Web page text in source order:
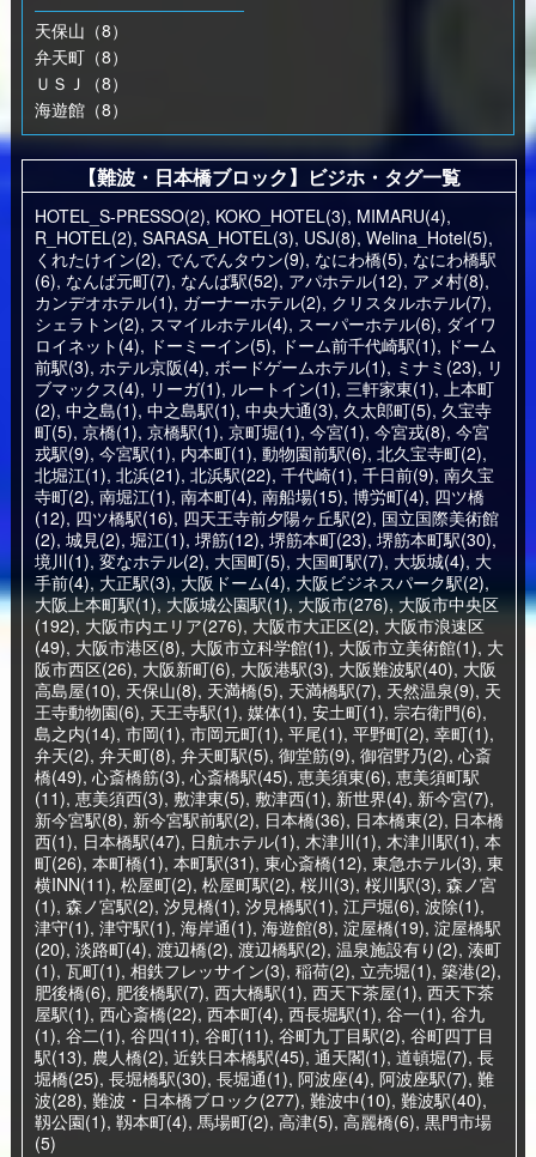
天保山（8）
弁天町（8）
ＵＳＪ（8）
海遊館（8）
【難波・日本橋ブロック】ビジホ・タグ一覧
HOTEL_S-PRESSO(2), KOKO_HOTEL(3), MIMARU(4),
R_HOTEL(2), SARASA_HOTEL(3), USJ(8), Welina_Hotel(5),
くれたけイン(2), でんでんタウン(9), なにわ橋(5), なにわ橋駅
(6), なんば元町(7), なんば駅(52), アパホテル(12), アメ村(8),
カンデオホテル(1), ガーナーホテル(2), クリスタルホテル(7),
シェラトン(2), スマイルホテル(4), スーパーホテル(6), ダイワ
ロイネット(4), ドーミーイン(5), ドーム前千代崎駅(1), ドーム
前駅(3), ホテル京阪(4), ボードゲームホテル(1), ミナミ(23), リ
ブマックス(4), リーガ(1), ルートイン(1), 三軒家東(1), 上本町
(2), 中之島(1), 中之島駅(1), 中央大通(3), 久太郎町(5), 久宝寺
町(5), 京橋(1), 京橋駅(1), 京町堀(1), 今宮(1), 今宮戎(8), 今宮
戎駅(9), 今宮駅(1), 内本町(1), 動物園前駅(6), 北久宝寺町(2),
北堀江(1), 北浜(21), 北浜駅(22), 千代崎(1), 千日前(9), 南久宝
寺町(2), 南堀江(1), 南本町(4), 南船場(15), 博労町(4), 四ツ橋
(12), 四ツ橋駅(16), 四天王寺前夕陽ヶ丘駅(2), 国立国際美術館
(2), 城見(2), 堀江(1), 堺筋(12), 堺筋本町(23), 堺筋本町駅(30),
境川(1), 変なホテル(2), 大国町(5), 大国町駅(7), 大坂城(4), 大
手前(4), 大正駅(3), 大阪ドーム(4), 大阪ビジネスパーク駅(2),
大阪上本町駅(1), 大阪城公園駅(1),大阪市(276),大阪市中央区
(192), 大阪市内エリア(276), 大阪市大正区(2), 大阪市浪速区
(49), 大阪市港区(8), 大阪市立科学館(1), 大阪市立美術館(1), 大
阪市西区(26), 大阪新町(6), 大阪港駅(3), 大阪難波駅(40), 大阪
高島屋(10), 天保山(8), 天満橋(5), 天満橋駅(7), 天然温泉(9), 天
王寺動物園(6), 天王寺駅(1), 媒体(1), 安土町(1), 宗右衛門(6),
島之内(14), 市岡(1), 市岡元町(1), 平尾(1), 平野町(2), 幸町(1),
弁天(2), 弁天町(8), 弁天町駅(5), 御堂筋(9), 御宿野乃(2), 心斎
橋(49), 心斎橋筋(3), 心斎橋駅(45), 恵美須東(6), 恵美須町駅
(11), 恵美須西(3), 敷津東(5), 敷津西(1), 新世界(4), 新今宮(7),
新今宮駅(8), 新今宮駅前駅(2), 日本橋(36), 日本橋東(2), 日本橋
西(1), 日本橋駅(47), 日航ホテル(1), 木津川(1), 木津川駅(1), 本
町(26), 本町橋(1), 本町駅(31), 東心斎橋(12), 東急ホテル(3), 東
横INN(11), 松屋町(2), 松屋町駅(2), 桜川(3), 桜川駅(3), 森ノ宮
(1), 森ノ宮駅(2), 汐見橋(1), 汐見橋駅(1), 江戸堀(6), 波除(1),
津守(1), 津守駅(1), 海岸通(1), 海遊館(8), 淀屋橋(19), 淀屋橋駅
(20), 淡路町(4), 渡辺橋(2), 渡辺橋駅(2), 温泉施設有り(2), 湊町
(1), 瓦町(1), 相鉄フレッサイン(3), 稲荷(2), 立売堀(1), 築港(2),
肥後橋(6), 肥後橋駅(7), 西大橋駅(1), 西天下茶屋(1), 西天下茶
屋駅(1), 西心斎橋(22), 西本町(4), 西長堀駅(1), 谷一(1), 谷九
(1), 谷二(1), 谷四(11), 谷町(11), 谷町九丁目駅(2), 谷町四丁目
駅(13), 農人橋(2), 近鉄日本橋駅(45), 通天閣(1), 道頓堀(7), 長
堀橋(25), 長堀橋駅(30), 長堀通(1), 阿波座(4), 阿波座駅(7), 難
波(28), 難波・日本橋ブロック(277), 難波中(10), 難波駅(40),
靱公園(1), 靱本町(4), 馬場町(2), 高津(5), 高麗橋(6), 黒門市場
(5)